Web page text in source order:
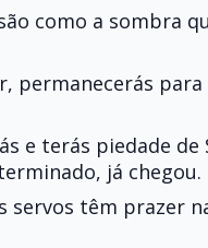
como a sombra
permanecerás
e terás piedade
já chegou.
servos têm prazer